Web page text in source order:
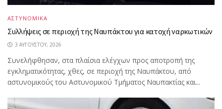
ΑΣΤΥΝΟΜΙΚΑ
Συλλήψεις σε περιοχή της Ναυπάκτου για κατοχή ναρκωτικών
3 ΑΥΓΟΎΣΤΟΥ, 2026
Συνελήφθησαν, στα πλαίσια ελέγχων προς αποτροπή της
εγκληματικότητας, χθες, σε περιοχή της Ναυπάκτου, από
αστυνομικούς του Αστυνομικού Τμήματος Ναυπακτίας και...